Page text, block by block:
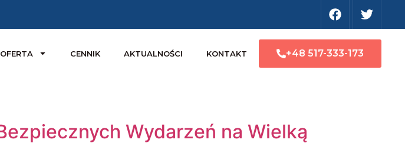
OFERTA CENNIK AKTUALNOŚCI KONTAKT +48 517-333-173
Wydarzeń na Wielką